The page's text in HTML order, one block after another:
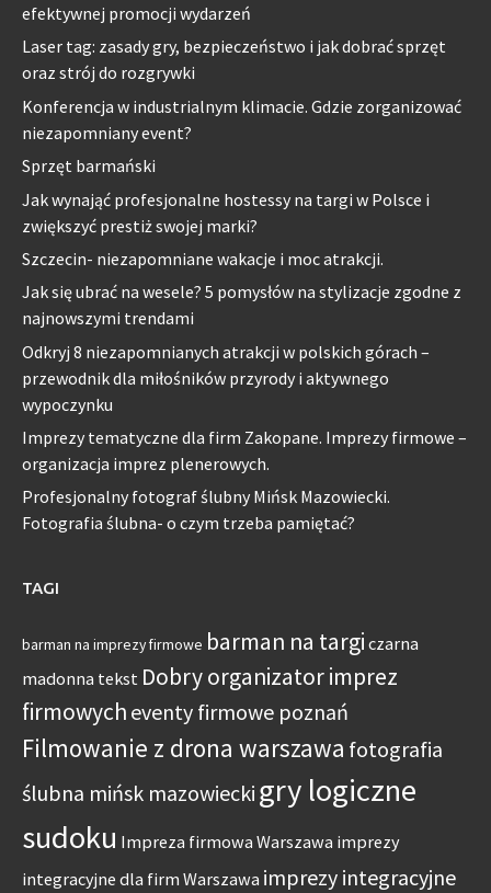
efektywnej promocji wydarzeń
Laser tag: zasady gry, bezpieczeństwo i jak dobrać sprzęt
oraz strój do rozgrywki
Konferencja w industrialnym klimacie. Gdzie zorganizować
niezapomniany event?
Sprzęt barmański
Jak wynająć profesjonalne hostessy na targi w Polsce i
zwiększyć prestiż swojej marki?
Szczecin- niezapomniane wakacje i moc atrakcji.
Jak się ubrać na wesele? 5 pomysłów na stylizacje zgodne z
najnowszymi trendami
Odkryj 8 niezapomnianych atrakcji w polskich górach –
przewodnik dla miłośników przyrody i aktywnego
wypoczynku
Imprezy tematyczne dla firm Zakopane. Imprezy firmowe –
organizacja imprez plenerowych.
Profesjonalny fotograf ślubny Mińsk Mazowiecki.
Fotografia ślubna- o czym trzeba pamiętać?
TAGI
barman na imprezy firmowe barman na targi czarna
madonna tekst Dobry organizator imprez
firmowych eventy firmowe poznań
Filmowanie z drona warszawa fotografia
ślubna mińsk mazowiecki gry logiczne
sudoku Impreza firmowa Warszawa imprezy
integracyjne dla firm Warszawa imprezy integracyjne